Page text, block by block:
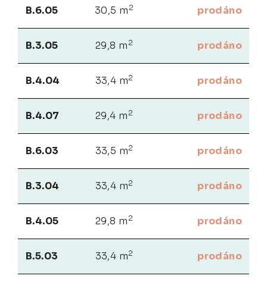
B.6.05 30,5 m 2 prodáno
B.3.05 29,8 m 2 prodáno
B.4.04 33,4 m2 prodáno
B.4.07 29,4 m 2 prodáno
B.6.03 33,5 m2 prodáno
B.3.04 33,4 m2 prodáno
B.4.05 29,8 m 2 prodáno
B.5.03 33,4 m2 prodáno